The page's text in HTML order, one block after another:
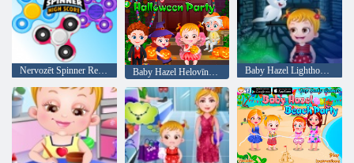
Nervozēt Spinner Rekords Baby Hazel Helovīna ballīte Baby Hazel Lighthouse piedzīvojums